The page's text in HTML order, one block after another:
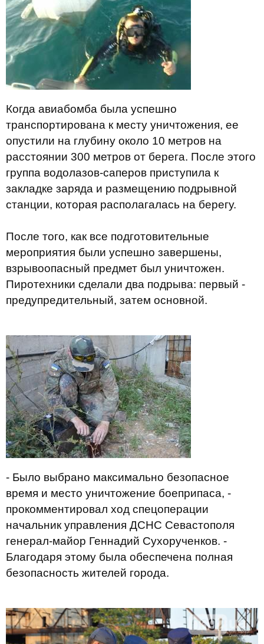
Когда авиабомба была успешно
транспортирована к месту уничтожения, ее
опустили на глубину около 10 метров на
расстоянии 300 метров от берега. После этого
группа водолазов-саперов приступила к
закладке заряда и размещению подрывной
станции, которая располагалась на берегу.
После того, как все подготовительные
мероприятия были успешно завершены,
взрывоопасный предмет был уничтожен.
Пиротехники сделали два подрыва: первый -
предупредительный, затем основной.
- Было выбрано максимально безопасное
время и место уничтожение боеприпаса, -
прокомментировал ход спецоперации
начальник управления ДСНС Севастополя
генерал-майор Геннадий Сухорученков. -
Благодаря этому была обеспечена полная
безопасность жителей города.